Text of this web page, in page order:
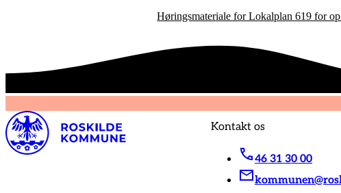
Høringsmateriale for Lokalplan 619 for
Kontakt os
46 31 30 00